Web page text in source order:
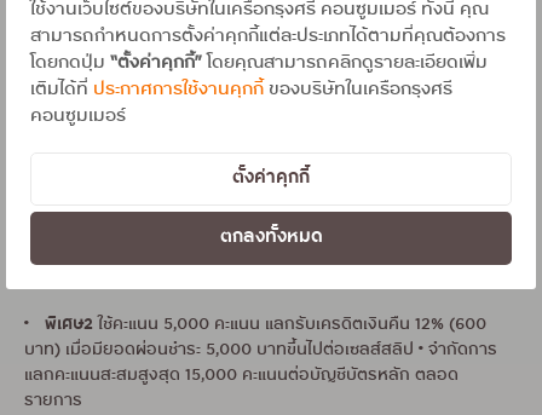
ใช้งานเว็บไซต์ของบริษัทในเครือกรุงศรี คอนซูมเมอร์ ทั้งนี้ คุณ
สามารถกำหนดการตั้งค่าคุกกี้แต่ละประเภทได้ตามที่คุณต้องการ
โดยกดปุ่ม “ตั้งค่าคุกกี้”โดยคุณสามารถคลิกดูรายละเอียดเพิ่ม
เติมได้ที่ ประกาศการใช้งานคุกกี้ของบริษัทในเครือกรุงศรี
คอนซูมเมอร์
ตั้งค่าคุกกี้
ตกลงทั้งหมด
• บริษัทฯ จะคำนวณเครดิตเงินคืนหลังจากร้านค้าทำการเรียกเก็บยอด
ใช้จ่ายที่ถูกต้องครบถ้วนตามเงื่อนไข และไม่คำนวณรวมรายการที่ถูก
ยกเลิกในภายหลัง กรณีที่ร้านค้าไม่ได้ทำการเรียกเก็บยอดใช้จ่ายภายใน
30 วัน นับจากวันสิ้นสุดรายการส่งเสริมการขาย บริษัทฯ ขอสงวนสิทธิ์
ไม่นับรวมยอดใช้จ่ายดังกล่าวในรายการส่งเสริมการตลาดนี้ โดยจะ
จะโอนเข้าบัญชีบัตรหลักเท่านั้น)
• รายการเครดิตเงินคืนจะปรากฏในใบแจ้งยอดบัญชีรายเดือนของท่าน
ในกรณีสงสัยว่าไม่ได้รับเครดิตเงินคืน โปรดติดต่อศูนย์บริการบัตร
• พิเศษ2 ใช้คะแนน 5,000 คะแนน แลกรับเครดิตเงินคืน 12% (600
บาท) เมื่อมียอดผ่อนชำระ 5,000 บาทขึ้นไปต่อเซลส์สลิป • จำกัดการ
แลกคะแนนสะสมสูงสุด 15,000 คะแนนต่อบัญชีบัตรหลัก ตลอด
รายการ